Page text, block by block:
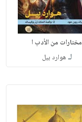
مختارات من الأدب ا
لـ هوارد بيل